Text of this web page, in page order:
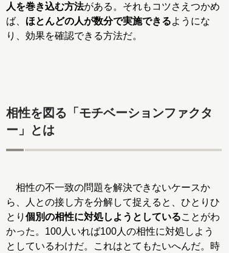
人を巻き込む方法がある。それもコツさえつかめ
ば、 ほとんどの人が数分で実施できるようにな
り、効果を確認できる方法だ。
相性を図る「モチベーションファクタ
ー」とは
相性の不一致の問題を解決できないケースか
ら、人との接し方を分解して捉えると、ひとりひ
とり 個別の相性に対処しようとしていることがわ
かった。100人いれば100人の相性に対処しよう
としているわけだ。これはとてもたいへんだ。時